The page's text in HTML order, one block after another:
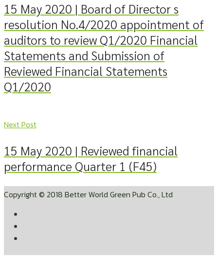
15 May 2020 | Board of Director s
resolution No.4/2020 appointment of
auditors to review Q1/2020 Financial
Statements and Submission of
Reviewed Financial Statements
Q1/2020
Next Post
15 May 2020 | Reviewed financial
performance Quarter 1 (F45)
Copyright © 2018 Better World Green Pub Co., Ltd